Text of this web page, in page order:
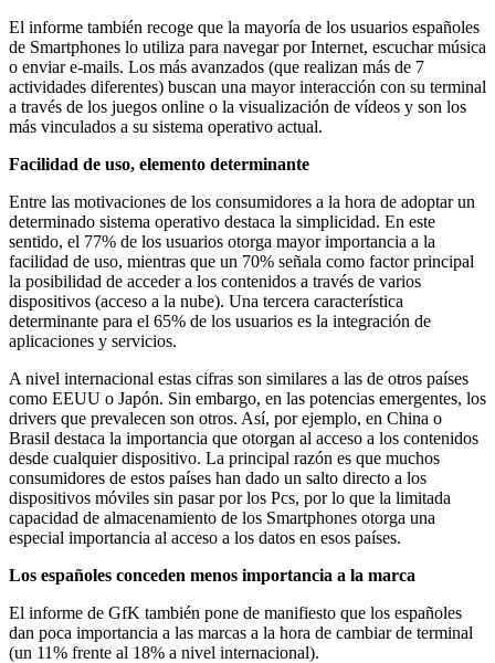
El informe también recoge que la mayoría de los usuarios españoles
de Smartphones lo utiliza para navegar por Internet, escuchar música
o enviar e-mails. Los más avanzados (que realizan más de 7
actividades diferentes) buscan una mayor interacción con su terminal
a través de los juegos online o la visualización de vídeos y son los
más vinculados a su sistema operativo actual.
Facilidad de uso, elemento determinante
Entre las motivaciones de los consumidores a la hora de adoptar un
determinado sistema operativo destaca la simplicidad. En este
sentido, el 77% de los usuarios otorga mayor importancia a la
facilidad de uso, mientras que un 70% señala como factor principal
la posibilidad de acceder a los contenidos a través de varios
dispositivos (acceso a la nube). Una tercera característica
determinante para el 65% de los usuarios es la integración de
aplicaciones y servicios.
A nivel internacional estas cifras son similares a las de otros países
como EEUU o Japón. Sin embargo, en las potencias emergentes, los
drivers que prevalecen son otros. Así, por ejemplo, en China o
Brasil destaca la importancia que otorgan al acceso a los contenidos
desde cualquier dispositivo. La principal razón es que muchos
consumidores de estos países han dado un salto directo a los
dispositivos móviles sin pasar por los Pcs, por lo que la limitada
capacidad de almacenamiento de los Smartphones otorga una
especial importancia al acceso a los datos en esos países.
Los españoles conceden menos importancia a la marca
El informe de GfK también pone de manifiesto que los españoles
dan poca importancia a las marcas a la hora de cambiar de terminal
(un 11% frente al 18% a nivel internacional).